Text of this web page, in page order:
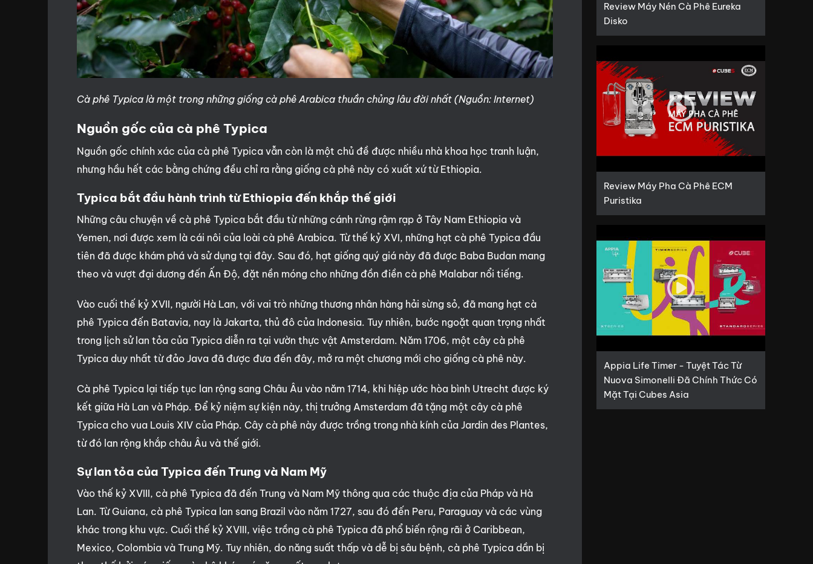
Cà phê Typica là một trong những giống cà phê Arabica thuần chủng lâu đời nhất (Nguồn: Internet)
Nguồn gốc của cà phê Typica
Nguồn gốc chính xác của cà phê Typica vẫn còn là một chủ đề được nhiều nhà khoa học tranh luận,
nhưng hầu hết các bằng chứng đều chỉ ra rằng giống cà phê này có xuất xứ từ Ethiopia.
Typica bắt đầu hành trình từ Ethiopia đến khắp thế giới
Những câu chuyện về cà phê Typica bắt đầu từ những cánh rừng rậm rạp ở Tây Nam Ethiopia và
Yemen, nơi được xem là cái nôi của loài cà phê Arabica. Từ thế kỷ XVI, những hạt cà phê Typica đầu
tiên đã được khám phá và sử dụng tại đây. Sau đó, hạt giống quý giá này đã được Baba Budan mang
theo và vượt đại dương đến Ấn Độ, đặt nền móng cho những đồn điền cà phê Malabar nổi tiếng.
Vào cuối thế kỷ XVII, người Hà Lan, với vai trò những thương nhân hàng hải sừng sỏ, đã mang hạt cà
phê Typica đến Batavia, nay là Jakarta, thủ đô của Indonesia. Tuy nhiên, bước ngoặt quan trọng nhất
trong lịch sử lan tỏa của Typica diễn ra tại vườn thực vật Amsterdam. Năm 1706, một cây cà phê
Typica duy nhất từ đảo Java đã được đưa đến đây, mở ra một chương mới cho giống cà phê này.
Cà phê Typica lại tiếp tục lan rộng sang Châu Âu vào năm 1714, khi hiệp ước hòa bình Utrecht được ký
kết giữa Hà Lan và Pháp. Để kỷ niệm sự kiện này, thị trưởng Amsterdam đã tặng một cây cà phê
Typica cho vua Louis XIV của Pháp. Cây cà phê này được trồng trong nhà kính của Jardin des Plantes,
từ đó lan rộng khắp châu Âu và thế giới.
Sự lan tỏa của Typica đến Trung và Nam Mỹ
Vào thế kỷ XVIII, cà phê Typica đã đến Trung và Nam Mỹ thông qua các thuộc địa của Pháp và Hà
Lan. Từ Guiana, cà phê Typica lan sang Brazil vào năm 1727, sau đó đến Peru, Paraguay và các vùng
khác trong khu vực. Cuối thế kỷ XVIII, việc trồng cà phê Typica đã phổ biến rộng rãi ở Caribbean,
Mexico, Colombia và Trung Mỹ. Tuy nhiên, do năng suất thấp và dễ bị sâu bệnh, cà phê Typica dần bị
Review Máy Nén Cà Phê Eureka
Disko
Review Máy Pha Cà Phê ECM
Puristika
Appia Life Timer - Tuyệt Tác Từ
Nuova Simonelli Đã Chính Thức Có
Mặt Tại Cubes Asia